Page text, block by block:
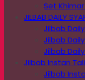
Set
JILBAB DAILY
Jilbab
Jilbab
Jilbab
Jilbab Instan Tali
Jilbab